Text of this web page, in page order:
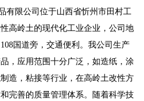
有限公司位于山西省忻州市田村工
高岭土的现代化工业企业，公司地
国道旁，交通便利。我公司生产
，应用范围十分广泛，如造纸，涂
造，粘接等行业，在高岭土改性方
完善的质量管理体系。随着科学技